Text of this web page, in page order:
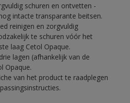
schuren en ontvetten -
intacte transparante beitsen.
reinigen en zorgvuldig
te schuren vóór het
laag Cetol Opaque.
lagen (afhankelijk van de
Opaque.
van het product te raadplegen